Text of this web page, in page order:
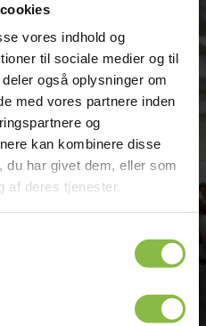
vores indhold og
til sociale medier og til
også oplysninger om
med vores partnere inden
og
kan kombinere disse
du har givet dem, eller som
af deres tjenester.